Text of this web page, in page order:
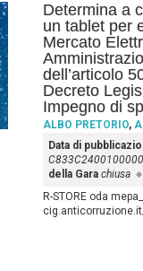
Determina a
un tablet per
Mercato
dell’articolo
Decreto
Impegno di
ALBO PRETORIO,
Data di
della Gara chiusa
R-STORE oda